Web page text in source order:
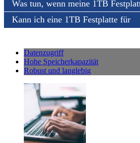
Was tun, wenn meine 1TB
Kann ich eine 1TB Festplatte für
Datenzugriff
Hohe Speicherkapazität
Robust und langlebig